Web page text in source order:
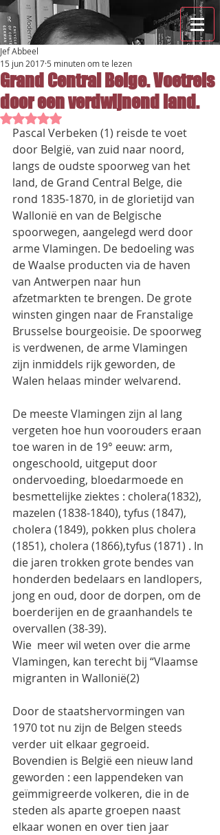
Grand Central Belge. Voetreis
door een verdwijnend land.
Jef Abbeel
15 jun 2017 5 minuten om te lezen
Beoordeeld met NaN uit 5 sterren.
Pascal Verbeken (1) reisde te voet
door België, van zuid naar noord,
langs de oudste spoorweg van het
land, de Grand Central Belge, die
rond 1835-1870, in de glorietijd van
Wallonië en van de Belgische
spoorwegen, aangelegd werd door
arme Vlamingen. De bedoeling was
de Waalse producten via de haven
van Antwerpen naar hun
afzetmarkten te brengen. De grote
winsten gingen naar de Franstalige
Brusselse bourgeoisie. De spoorweg
is verdwenen, de arme Vlamingen
zijn inmiddels rijk geworden, de
Walen helaas minder welvarend.
De meeste Vlamingen zijn al lang
vergeten hoe hun voorouders eraan
toe waren in de 19° eeuw: arm,
ongeschoold, uitgeput door
ondervoeding, bloedarmoede en
besmettelijke ziektes : cholera(1832),
mazelen (1838-1840), tyfus (1847),
cholera (1849), pokken plus cholera
(1851), cholera (1866),tyfus (1871) . In
die jaren trokken grote bendes van
honderden bedelaars en landlopers,
jong en oud, door de dorpen, om de
boerderijen en de graanhandels te
overvallen (38-39).
Wie  meer wil weten over die arme
Vlamingen, kan terecht bij “Vlaamse
migranten in Wallonië(2)
Door de staatshervormingen van
1970 tot nu zijn de Belgen steeds
verder uit elkaar gegroeid.
Bovendien is België een nieuw land
geworden : een lappendeken van
geïmmigreerde volkeren, die in de
steden als aparte groepen naast
elkaar wonen en over tien jaar